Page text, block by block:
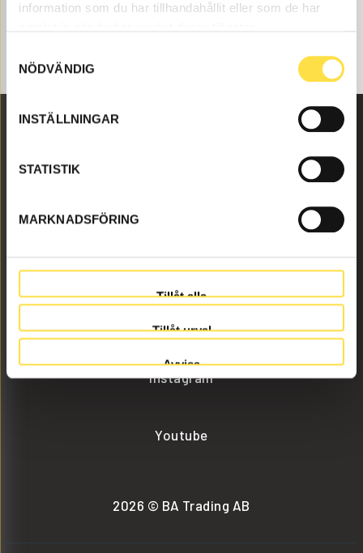
information som du har tillhandahållit eller som de har
NÖDVÄNDIG
INSTÄLLNINGAR
STATISTIK
MARKNADSFÖRING
Tillåt alla
Tillåt urval
Avvisa
info@batrading.se
+46 (0) 152-32500
Instagram
Youtube
2026 © BA Trading AB